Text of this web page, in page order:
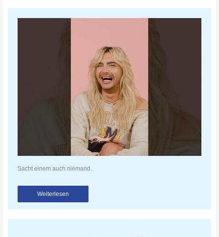
Sacht einem auch niemand.
Weiterlesen